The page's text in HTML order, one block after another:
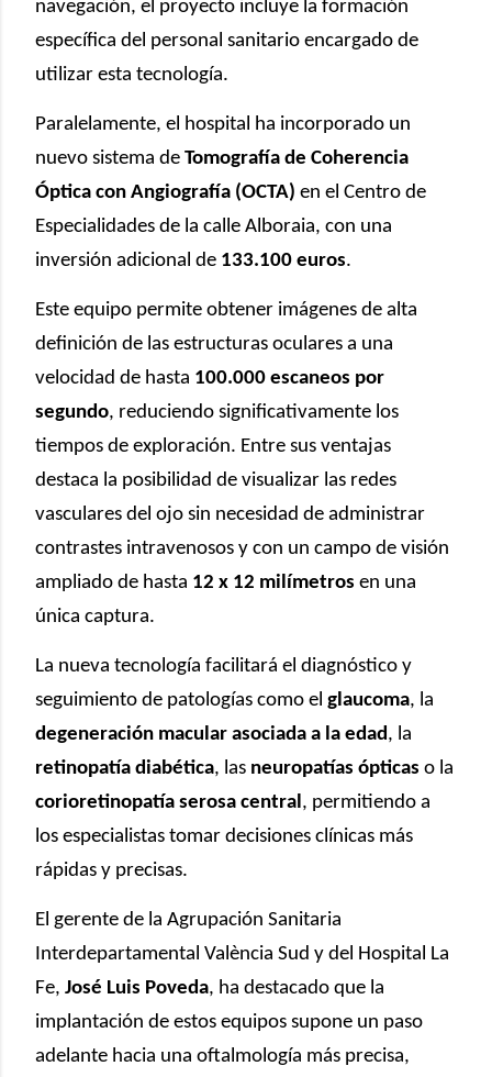
navegación, el proyecto incluye la formación
específica del personal sanitario encargado de
utilizar esta tecnología.
Paralelamente, el hospital ha incorporado un
nuevo sistema de Tomografía de Coherencia
Óptica con Angiografía (OCTA) en el Centro de
Especialidades de la calle Alboraia, con una
inversión adicional de 133.100 euros.
Este equipo permite obtener imágenes de alta
definición de las estructuras oculares a una
velocidad de hasta 100.000 escaneos por
segundo, reduciendo significativamente los
tiempos de exploración. Entre sus ventajas
destaca la posibilidad de visualizar las redes
vasculares del ojo sin necesidad de administrar
contrastes intravenosos y con un campo de visión
ampliado de hasta 12 x 12 milímetros en una
única captura.
La nueva tecnología facilitará el diagnóstico y
seguimiento de patologías como el glaucoma, la
degeneración macular asociada a la edad, la
retinopatía diabética, las neuropatías ópticas o la
corioretinopatía serosa central, permitiendo a
los especialistas tomar decisiones clínicas más
rápidas y precisas.
El gerente de la Agrupación Sanitaria
Interdepartamental València Sud y del Hospital La
Fe, José Luis Poveda, ha destacado que la
implantación de estos equipos supone un paso
adelante hacia una oftalmología más precisa,